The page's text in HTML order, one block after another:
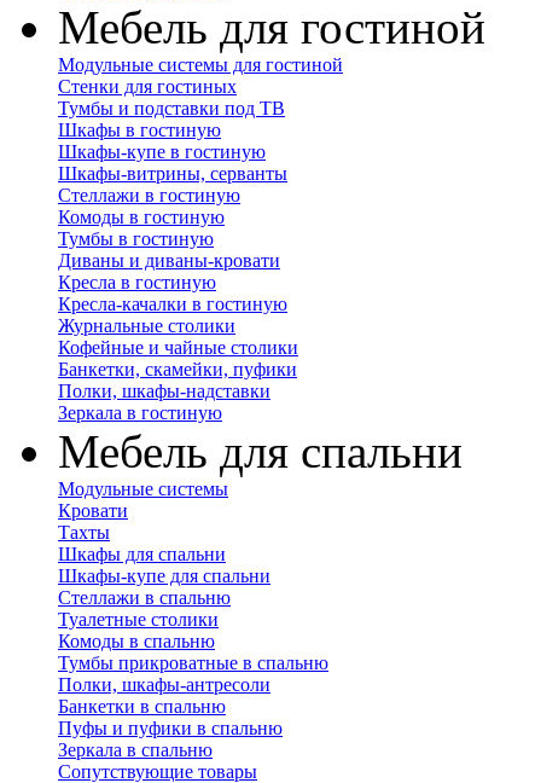
Мебель для гостиной
Модульные системы для гостиной
Стенки для гостиных
Тумбы и подставки под ТВ
Шкафы в гостиную
Шкафы-купе в гостиную
Шкафы-витрины, серванты
Стеллажи в гостиную
Комоды в гостиную
Тумбы в гостиную
Диваны и диваны-кровати
Кресла в гостиную
Кресла-качалки в гостиную
Журнальные столики
Кофейные и чайные столики
Банкетки, скамейки, пуфики
Полки, шкафы-надставки
Зеркала в гостиную
Мебель для спальни
Модульные системы
Кровати
Тахты
Шкафы для спальни
Шкафы-купе для спальни
Стеллажи в спальню
Туалетные столики
Комоды в спальню
Тумбы прикроватные в спальню
Полки, шкафы-антресоли
Банкетки в спальню
Пуфы и пуфики в спальню
Зеркала в спальню
Сопутствующие товары